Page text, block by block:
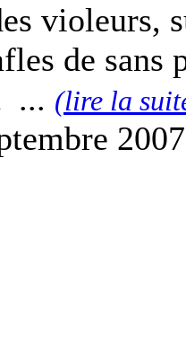
violeurs,
de sans
... (lire la